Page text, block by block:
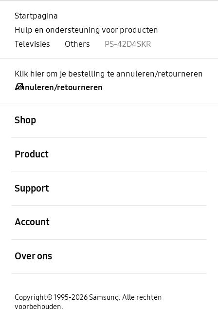
Startpagina
Hulp en ondersteuning voor producten
Televisies
Others PS-42D4SKR
Klik hier om je bestelling te annuleren/retourneren
Annuleren/retourneren
Shop
Product
Support
Account
Over ons
Copyright© 1995-2026 Samsung. Alle rechten
voorbehouden.